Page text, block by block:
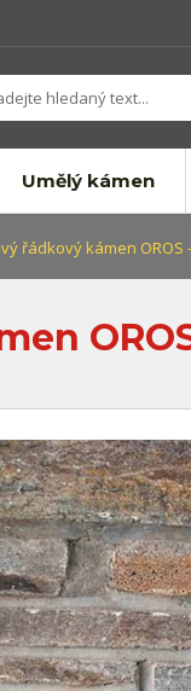
Umělý kámen
řádkový kámen OROS